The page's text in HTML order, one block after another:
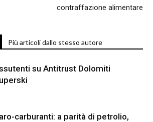
contraffazione alimentare
Più articoli dallo stesso autore
su Antitrust Dolomiti
carburanti: a parità di petrolio,